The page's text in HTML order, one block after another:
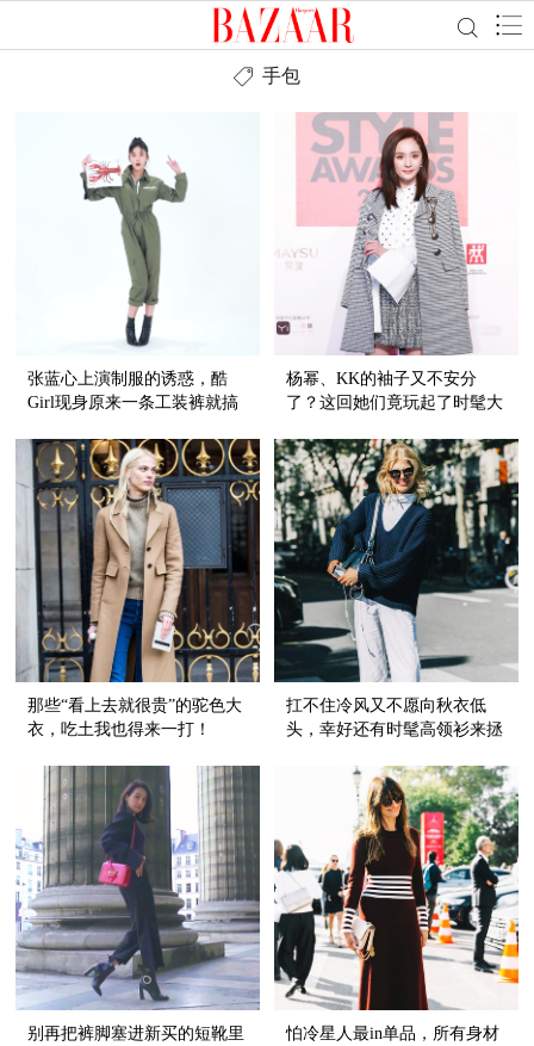
手包
张蓝心上演制服的诱惑，酷
Girl现身原来一条工装裤就搞
杨幂、KK的袖子又不安分
了？这回她们竟玩起了时髦大
那些“看上去就很贵”的驼色大
衣，吃土我也得来一打！
扛不住冷风又不愿向秋衣低
头，幸好还有时髦高领衫来拯
别再把裤脚塞进新买的短靴里
怕冷星人最in单品，所有身材